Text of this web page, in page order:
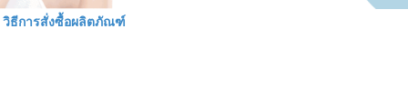
วิธีการสั่งซื้อผลิตภัณฑ์